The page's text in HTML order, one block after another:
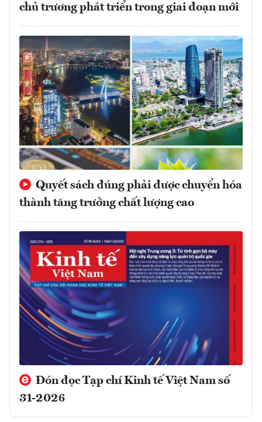
chủ trương phát triển trong giai đoạn mới
Quyết sách đúng phải được chuyển hóa
thành tăng trưởng chất lượng cao
Đón đọc Tạp chí Kinh tế Việt Nam số
31-2026